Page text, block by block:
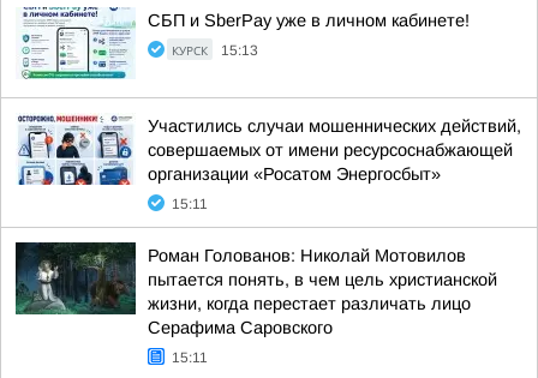
СБП и SberPay уже в личном кабинете!
КУРСК 15:13
Участились случаи мошеннических действий,
совершаемых от имени ресурсоснабжающей
организации «Росатом Энергосбыт»
15:11
Роман Голованов: Николай Мотовилов
пытается понять, в чем цель христианской
жизни, когда перестает различать лицо
Серафима Саровского
15:11